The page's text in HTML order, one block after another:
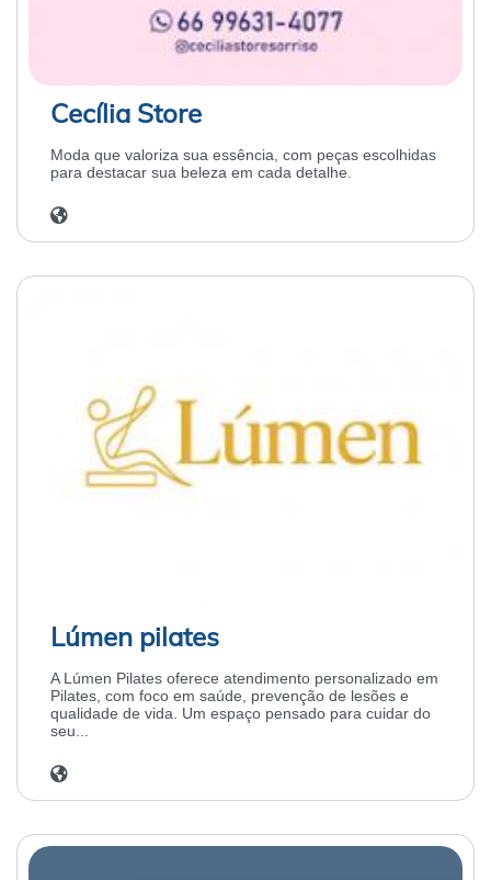
Cecília Store
Moda que valoriza sua essência, com peças escolhidas
para destacar sua beleza em cada detalhe.
Lúmen pilates
A Lúmen Pilates oferece atendimento personalizado em
Pilates, com foco em saúde, prevenção de lesões e
qualidade de vida. Um espaço pensado para cuidar do
seu...